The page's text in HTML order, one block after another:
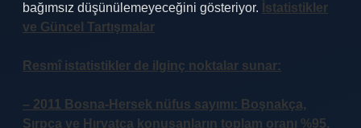
bağımsız düşünülemeyeceğini gösteriyor. İstatistikler
ve Güncel Tartışmalar
Resmî istatistikler de ilginç noktalar sunar:
– 2011 Bosna-Hersek nüfus sayımı: Boşnakça,
Sırpça ve Hırvatça konuşanların toplam oranı %95.